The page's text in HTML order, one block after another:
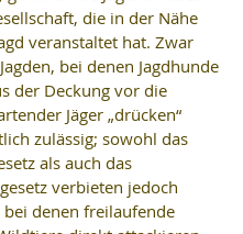
die in der Nähe
veranstaltet hat. Zwar
bei denen Jagdhunde
der Deckung vor die
Jäger „drücken“
zulässig; sowohl das
als auch das
verbieten jedoch
bei denen freilaufende